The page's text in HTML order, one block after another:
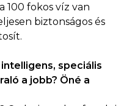
100 fokos víz van
biztonságos és
speciális
a jobb? Öné a